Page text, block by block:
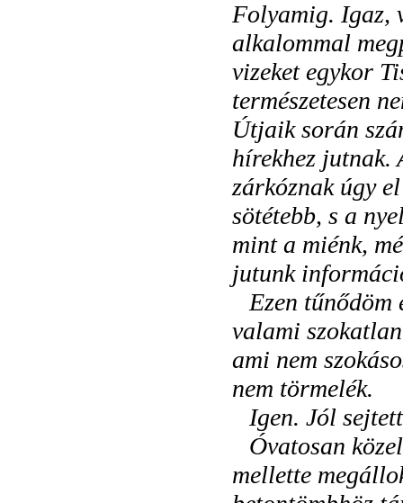
Folyamig. Igaz,
alkalommal
vizeket egykor
természetesen
Útjaik során
hírekhez jutnak.
zárkóznak úgy
sötétebb, s a
mint a miénk,
jutunk
Ezen
valami
ami nem
nem törmelék.
Igen. Jól
Óvatosan
mellette